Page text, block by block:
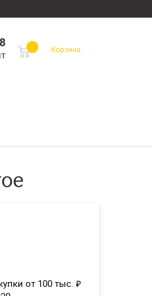
от 100 тыс. ₽
Корзина